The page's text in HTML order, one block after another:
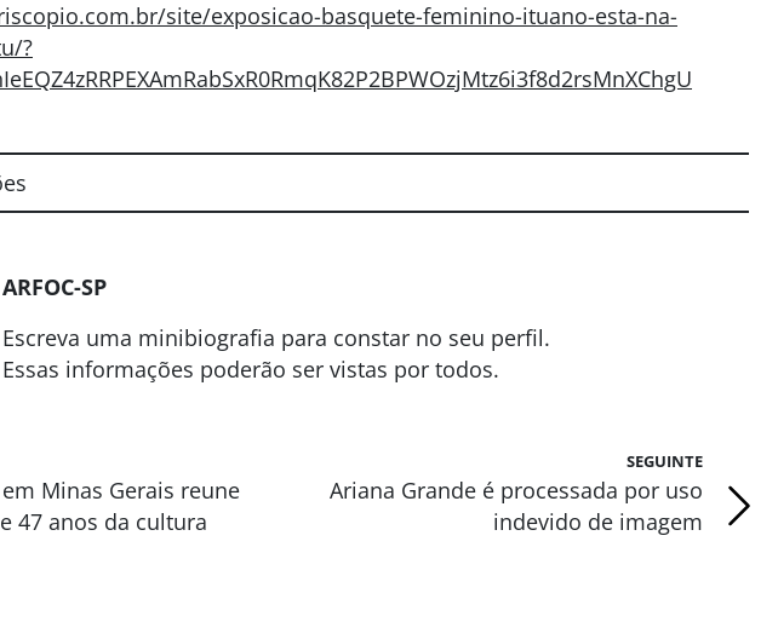
site/exposicao-basquete-feminino-ituano-esta-na-
?
ARFOC-SP
Escreva uma minibiografia para constar no seu perfil.
Essas informações poderão ser vistas por todos.
Minas Gerais reune
47 anos da cultura
SEGUINTE
Ariana Grande é processada por uso
indevido de imagem